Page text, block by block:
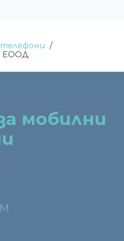
телефони
ЕООД
мобилни